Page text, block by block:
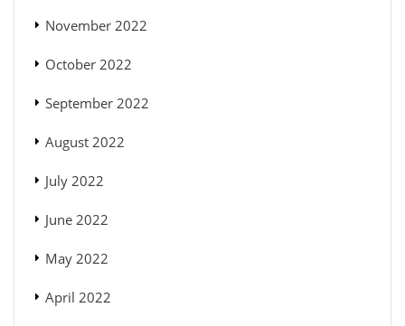
November 2022
October 2022
September 2022
August 2022
July 2022
June 2022
May 2022
April 2022